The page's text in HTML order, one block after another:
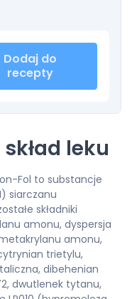
Dodaj do
recepty
leku
Fol to substancje
siarczanu
składniki
amonu, dyspersja
amonu,
trietylu,
dibehenian
dwutlenek tytanu,